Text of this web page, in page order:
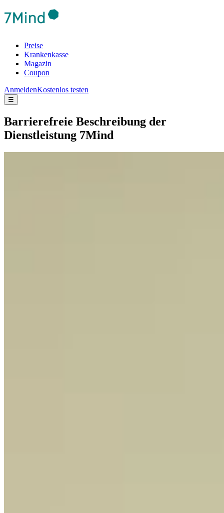
Preise
Krankenkasse
Magazin
Coupon
AnmeldenKostenlos testen
☰
Barrierefreie Beschreibung der
Dienstleistung 7Mind